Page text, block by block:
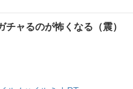
チャるのが怖くなる（震）